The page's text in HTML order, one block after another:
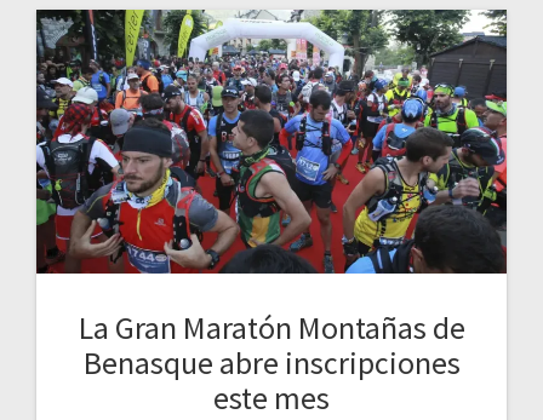
La Gran Maratón Montañas de
Benasque abre inscripciones
este mes